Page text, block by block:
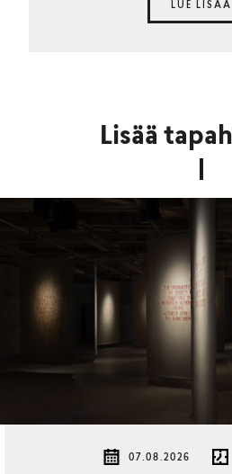
LUE LISÄÄ
Lisää
07.08.2026